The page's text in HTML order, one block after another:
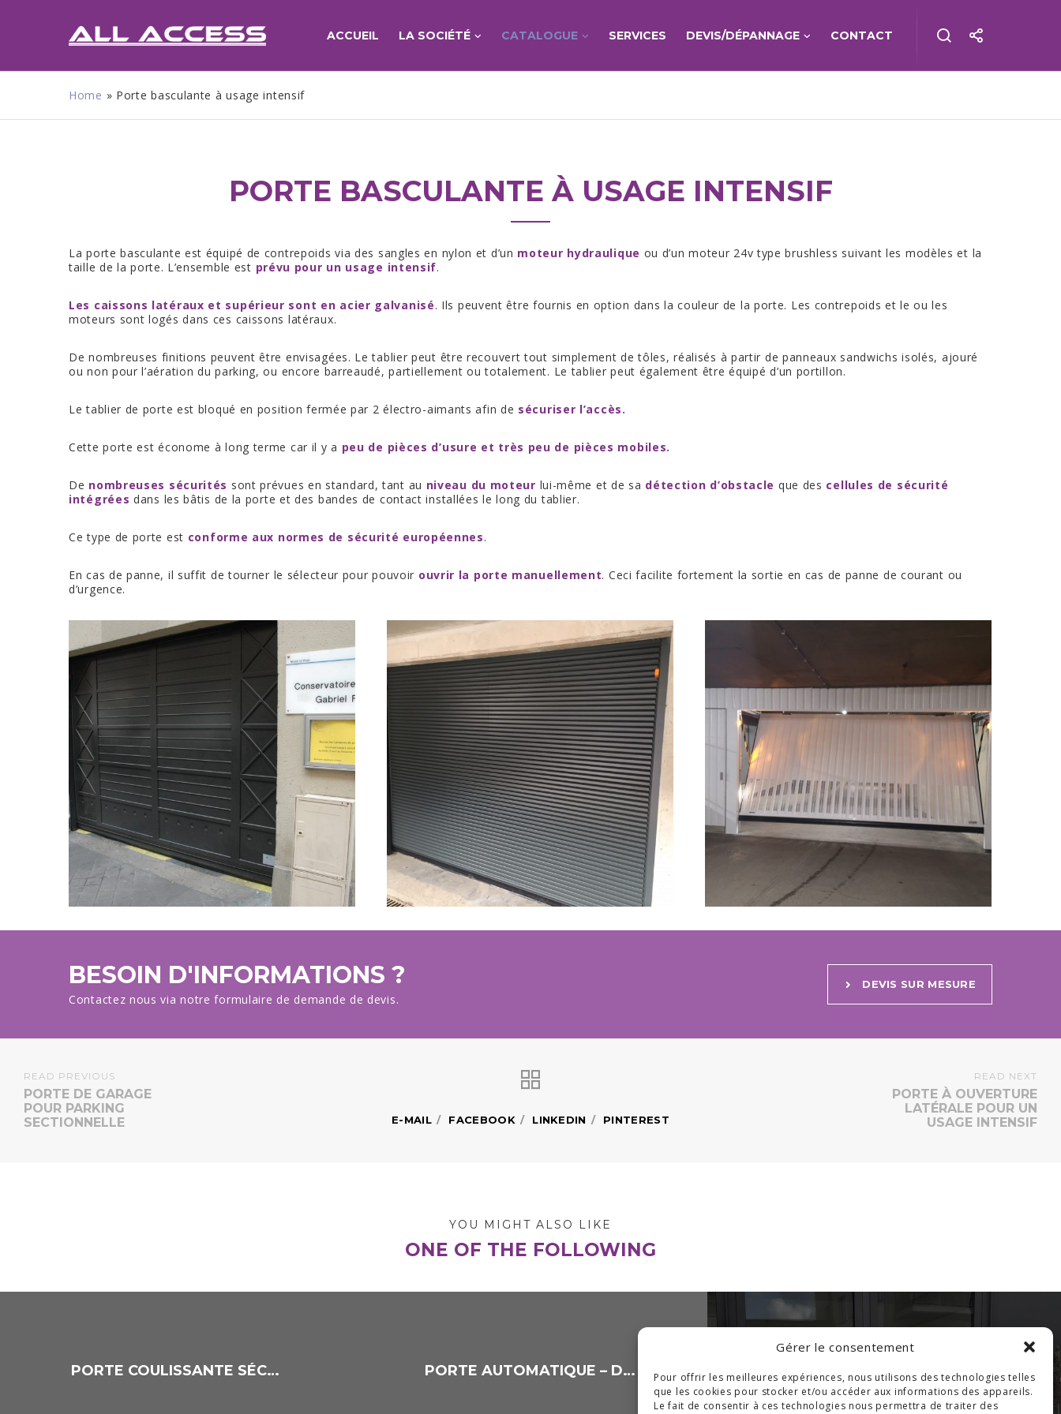
Gérer le consentement
Pour offrir les meilleures expériences, nous utilisons des technologies telles
que les cookies pour stocker et/ou accéder aux informations des appareils.
Le fait de consentir à ces technologies nous permettra de traiter des
ACCUEIL LA SOCIÉTÉ CATALOGUE SERVICES DEVIS/DÉPANNAGE CONTACT
Home » Porte basculante à usage intensif
PORTE BASCULANTE À USAGE INTENSIF
La porte basculante est équipé de contrepoids via des sangles en nylon et d’un moteur hydraulique ou d’un moteur 24v type brushless suivant les modèles et la
taille de la porte. L’ensemble est prévu pour un usage intensif.
Les caissons latéraux et supérieur sont en acier galvanisé. Ils peuvent être fournis en option dans la couleur de la porte. Les contrepoids et le ou les
moteurs sont logés dans ces caissons latéraux.
De nombreuses finitions peuvent être envisagées. Le tablier peut être recouvert tout simplement de tôles, réalisés à partir de panneaux sandwichs isolés, ajouré
ou non pour l’aération du parking, ou encore barreaudé, partiellement ou totalement. Le tablier peut également être équipé d’un portillon.
Le tablier de porte est bloqué en position fermée par 2 électro-aimants afin de sécuriser l’accès.
Cette porte est économe à long terme car il y a peu de pièces d’usure et très peu de pièces mobiles.
De nombreuses sécurités sont prévues en standard, tant au niveau du moteur lui-même et de sa détection d’obstacle que des cellules de sécurité
intégrées dans les bâtis de la porte et des bandes de contact installées le long du tablier.
Ce type de porte est conforme aux normes de sécurité européennes.
En cas de panne, il suffit de tourner le sélecteur pour pouvoir ouvrir la porte manuellement. Ceci facilite fortement la sortie en cas de panne de courant ou
d’urgence.
BESOIN D'INFORMATIONS ?
Contactez nous via notre formulaire de demande de devis.
DEVIS SUR MESURE
READ PREVIOUS
PORTE DE GARAGE
POUR PARKING
SECTIONNELLE
E-MAIL FACEBOOK LINKEDIN PINTEREST
READ NEXT
PORTE À OUVERTURE
LATÉRALE POUR UN
USAGE INTENSIF
YOU MIGHT ALSO LIKE
ONE OF THE FOLLOWING
PORTE COULISSANTE SÉCURISÉE PORTE AUTOMATIQUE – DÉTAILS PORTE BATTANTE